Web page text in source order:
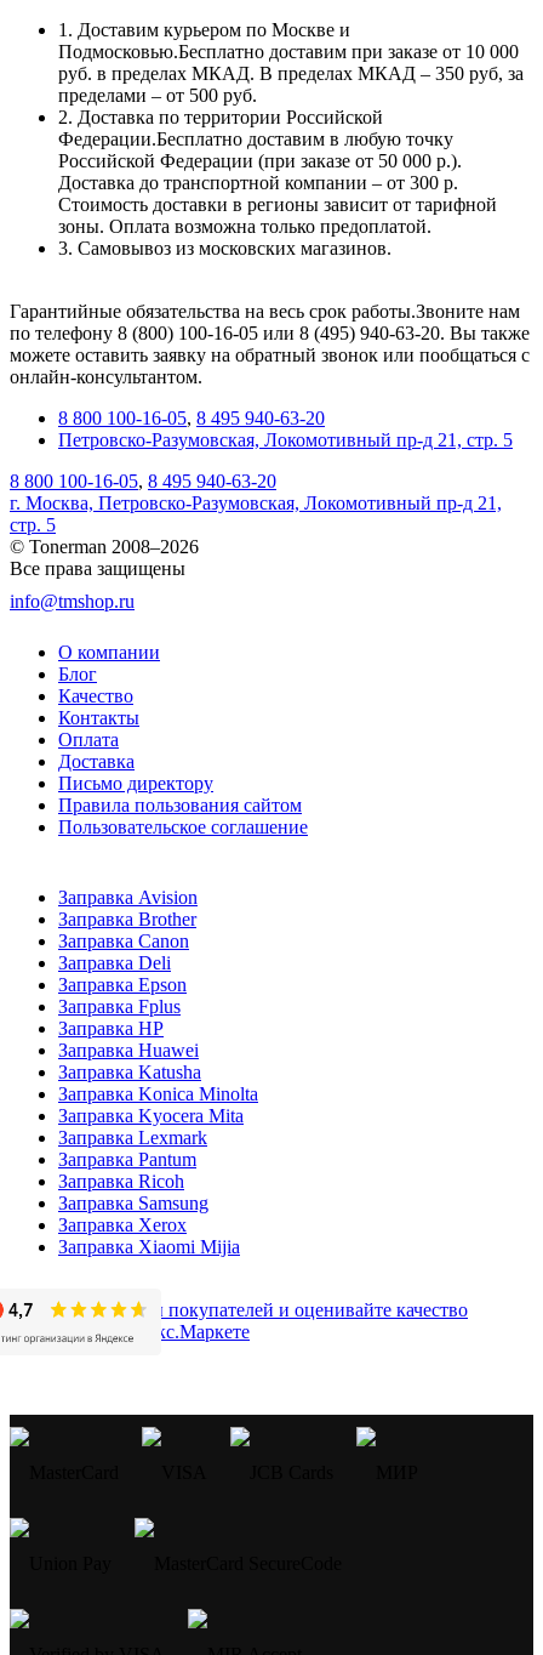
1. Доставим курьером по Москве и
Подмосковью.Бесплатно доставим при заказе от 10 000
руб. в пределах МКАД. В пределах МКАД – 350 руб, за
пределами – от 500 руб.
2. Доставка по территории Российской
Федерации.Бесплатно доставим в любую точку
Российской Федерации (при заказе от 50 000 р.).
Доставка до транспортной компании – от 300 р.
Стоимость доставки в регионы зависит от тарифной
зоны. Оплата возможна только предоплатой.
3. Самовывоз из московских магазинов.
Гарантийные обязательства на весь срок работы.Звоните нам
по телефону 8 (800) 100-16-05 или 8 (495) 940-63-20. Вы также
можете оставить заявку на обратный звонок или пообщаться с
онлайн-консультантом.
8 800 100-16-05, 8 495 940-63-20
Петровско-Разумовская, Локомотивный пр-д 21, стр. 5
8 800 100-16-05, 8 495 940-63-20
г. Москва, Петровско-Разумовская, Локомотивный пр-д 21,
стр. 5
© Tonerman 2008–2026
Все права защищены
info@tmshop.ru
О компании
Блог
Качество
Контакты
Оплата
Доставка
Письмо директору
Правила пользования сайтом
Пользовательское соглашение
Заправка Avision
Заправка Brother
Заправка Canon
Заправка Deli
Заправка Epson
Заправка Fplus
Заправка HP
Заправка Huawei
Заправка Katusha
Заправка Konica Minolta
Заправка Kyocera Mita
Заправка Lexmark
Заправка Pantum
Заправка Ricoh
Заправка Samsung
Заправка Xerox
Заправка Xiaomi Mijia